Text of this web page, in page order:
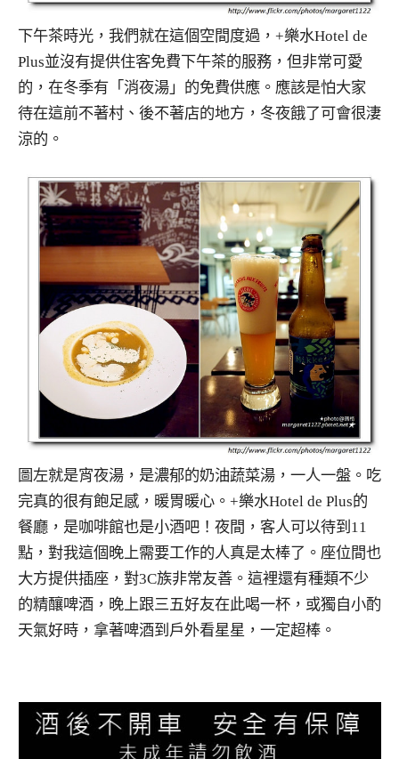
下午茶時光，我們就在這個空間度過，+樂水Hotel de
Plus並沒有提供住客免費下午茶的服務，但非常可愛
的，在冬季有「消夜湯」的免費供應。應該是怕大家
待在這前不著村、後不著店的地方，冬夜餓了可會很淒
涼的。
圖左就是宵夜湯，是濃郁的奶油蔬菜湯，一人一盤。吃
完真的很有飽足感，暖胃暖心。+樂水Hotel de Plus的
餐廳，是咖啡館也是小酒吧！夜間，客人可以待到11
點，對我這個晚上需要工作的人真是太棒了。座位間也
大方提供插座，對3C族非常友善。這裡還有種類不少
的精釀啤酒，晚上跟三五好友在此喝一杯，或獨自小酌
天氣好時，拿著啤酒到戶外看星星，一定超棒。